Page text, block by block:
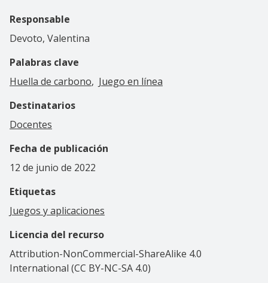
Responsable
Devoto, Valentina
Palabras clave
Huella de carbono
Juego en línea
Destinatarios
Docentes
Fecha de publicación
12 de junio de 2022
Etiquetas
Juegos y aplicaciones
Licencia del recurso
Attribution-NonCommercial-ShareAlike 4.0
International (CC BY-NC-SA 4.0)